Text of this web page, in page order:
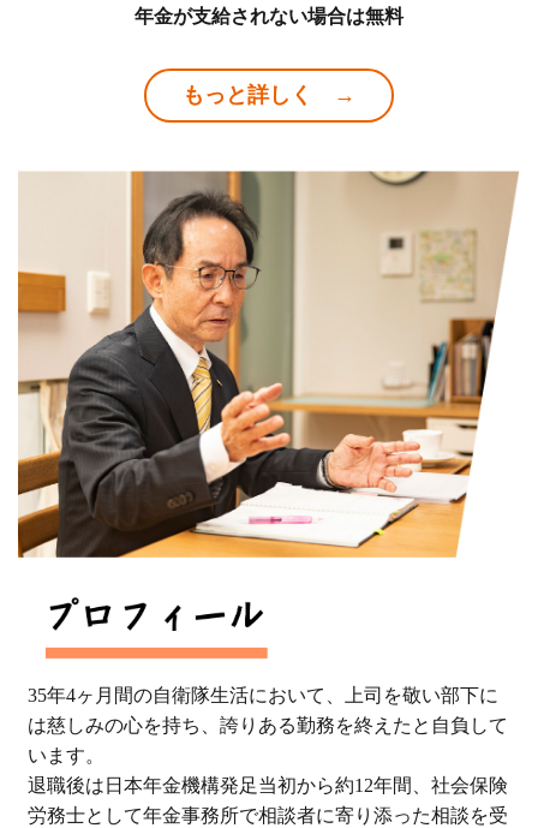
年金が支給されない場合は無料
もっと詳しく →
35年4ヶ月間の自衛隊生活において、上司を敬い部下に
は慈しみの心を持ち、誇りある勤務を終えたと自負して
います。
退職後は日本年金機構発足当初から約12年間、社会保険
労務士として年金事務所で相談者に寄り添った相談を受